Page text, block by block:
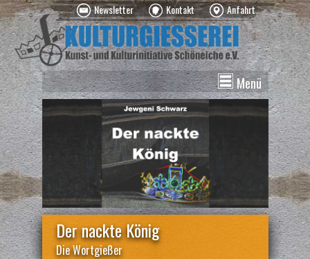
Newsletter Kontakt Anfahrt
Menü
News
Veranstaltungen
Vermietung
Über uns
Spenden
Der nackte König
Die Wortgießer